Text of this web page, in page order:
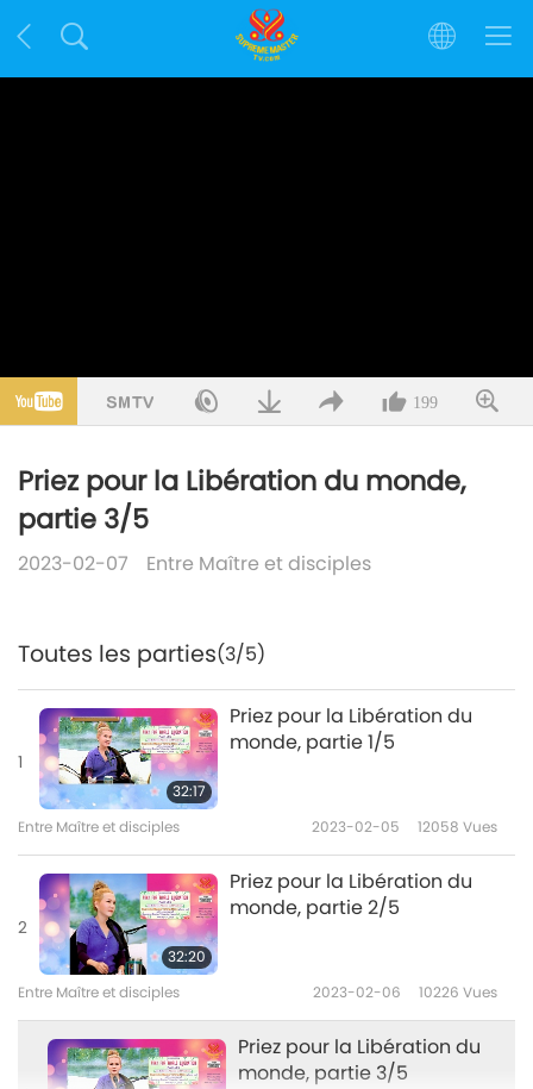
199
Priez pour la Libération du monde,
partie 3/5
2023-02-07 Entre Maître et disciples
Toutes les parties(3/5)
1
32:17
Priez pour la Libération du
monde, partie 1/5
Entre Maître et disciples 2023-02-05 12058 Vues
2
32:20
Priez pour la Libération du
monde, partie 2/5
Entre Maître et disciples 2023-02-06 10226 Vues
Priez pour la Libération du
monde, partie 3/5